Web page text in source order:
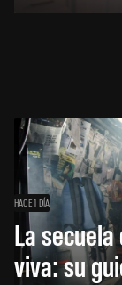
HACE 1 DÍA
La
viva: su